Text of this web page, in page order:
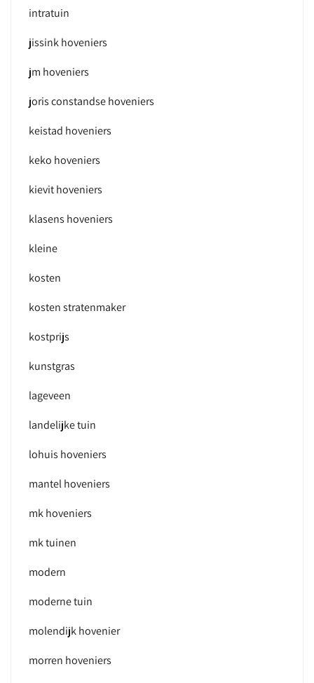
intratuin
jissink hoveniers
jm hoveniers
joris constandse hoveniers
keistad hoveniers
keko hoveniers
kievit hoveniers
klasens hoveniers
kleine
kosten
kosten stratenmaker
kostprijs
kunstgras
lageveen
landelijke tuin
lohuis hoveniers
mantel hoveniers
mk hoveniers
mk tuinen
modern
moderne tuin
molendijk hovenier
morren hoveniers